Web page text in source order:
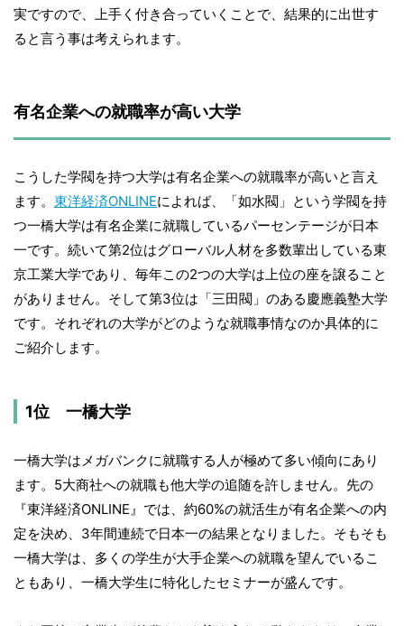
実ですので、上手く付き合っていくことで、結果的に出世す
ると言う事は考えられます。
有名企業への就職率が高い大学
こうした学閥を持つ大学は有名企業への就職率が高いと言え
ます。 東洋経済ONLINEによれば、「如水閥」という学閥を持
つ一橋大学は有名企業に就職しているパーセンテージが日本
一です。続いて第2位はグローバル人材を多数輩出している東
京工業大学であり、毎年この2つの大学は上位の座を譲ること
がありません。そして第3位は「三田閥」のある慶應義塾大学
です。それぞれの大学がどのような就職事情なのか具体的に
ご紹介します。
1位 一橋大学
一橋大学はメガバンクに就職する人が極めて多い傾向にあり
ます。5大商社への就職も他大学の追随を許しません。先の
『東洋経済ONLINE』では、約60%の就活生が有名企業への内
定を決め、3年間連続で日本一の結果となりました。そもそも
一橋大学は、多くの学生が大手企業への就職を望んでいるこ
ともあり、一橋大学生に特化したセミナーが盛んです。